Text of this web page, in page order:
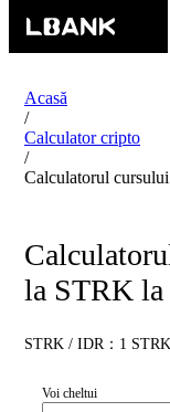
Acasă
/
Calculator cripto
/
Calculatorul
la STRK
STRK / IDR：1
Voi cheltui